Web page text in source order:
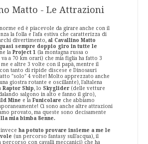
Matto - Le Attrazioni
ed è piacevole da girare anche con il
la folla e l'afa estiva che caratterizza di
divertimento, al Cavallino Matto
sempre doppio giro in tutte le
la Project 1
(la montagna russa o
a 70 km orari) che mia figlia ha fatto 3
e altre 3 volte con il papà, mentre il
con tanto di ripide discese e Dinosauri
"solo" 4 volte! Molto apprezzato anche
giostra rotante e oscillante), l'altalena
Raptor Ship , lo Skyglider (delle vetture
salgono in alto e fanno il giro),
Mine e la Funicolare che abbiamo
Ci sono anche altre attrazioni
provato, ma queste sono decisamente
mia bimba 8enne.
invece ha potuto provare insieme a me le
(un percorso fantasy sull'acqua), il
percorso con cavalli meccanici) che ha